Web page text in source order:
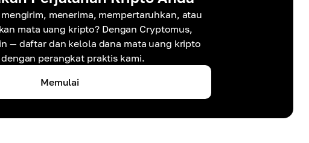
menerima, mempertaruhkan, atau
mata uang kripto? Dengan Cryptomus,
— daftar dan kelola dana mata uang kripto
perangkat praktis kami.
Memulai